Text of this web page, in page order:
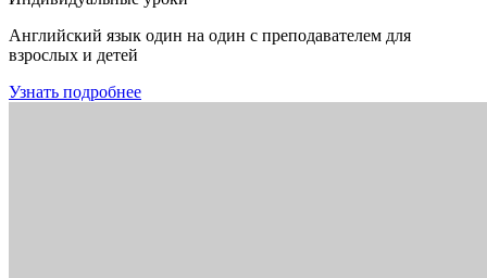
Английский язык один на один с преподавателем для
взрослых и детей
Узнать подробнее